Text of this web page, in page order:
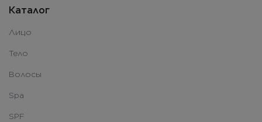
Каталог
Лицо
Тело
Волосы
Spa
SPF